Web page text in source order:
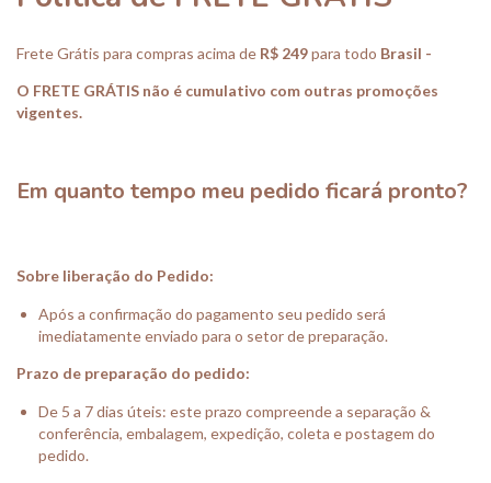
Frete Grátis para compras acima de R$ 249para todo Brasil -
O FRETE GRÁTIS não é cumulativo com outras promoções
vigentes.
Em quanto tempo meu pedido ficará pronto?
Sobre liberação do Pedido:
Após a confirmação do pagamento seu pedido será
imediatamente enviado para o setor de preparação.
Prazo de preparação do pedido:
De 5 a 7 dias úteis: este prazo compreende a separação &
conferência, embalagem, expedição, coleta e postagem do
pedido.